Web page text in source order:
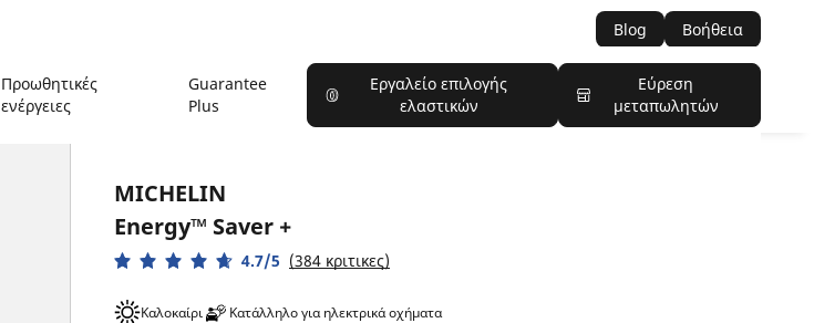
Blog Βοήθεια
Προωθητικές
ενέργειες
Guarantee
Plus
Εργαλείο επιλογής
ελαστικών
Εύρεση
μεταπωλητών
MICHELIN
Energy™ Saver +
4.7/5 (384 κριτικες)
Καλοκαίρι Κατάλληλο για ηλεκτρικά οχήματα